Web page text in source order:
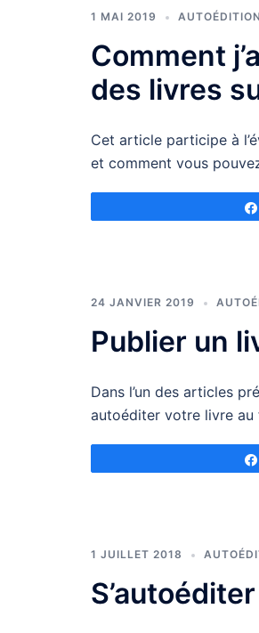
1 MAI 2019 AUTOÉDITION
Comment
des livres
Cet article participe à
et comment vous
24 JANVIER 2019
Publier un
Dans l’un des articles
autoéditer votre livre
1 JUILLET 2018